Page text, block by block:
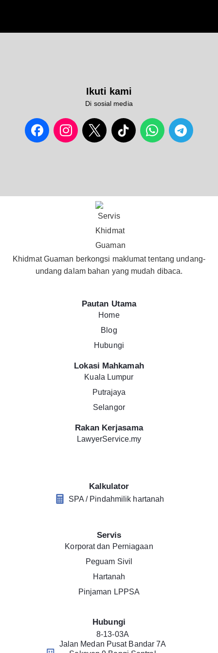
Ikuti kami
Di sosial media
Khidmat Guaman berkongsi maklumat tentang undang-
undang dalam bahan yang mudah dibaca.
Pautan Utama
Home
Blog
Hubungi
Lokasi Mahkamah
Kuala Lumpur
Putrajaya
Selangor
Rakan Kerjasama
LawyerService.my
Kalkulator
SPA / Pindahmilik hartanah
Servis
Korporat dan Perniagaan
Peguam Sivil
Hartanah
Pinjaman LPPSA
Hubungi
8-13-03A
Jalan Medan Pusat Bandar 7A